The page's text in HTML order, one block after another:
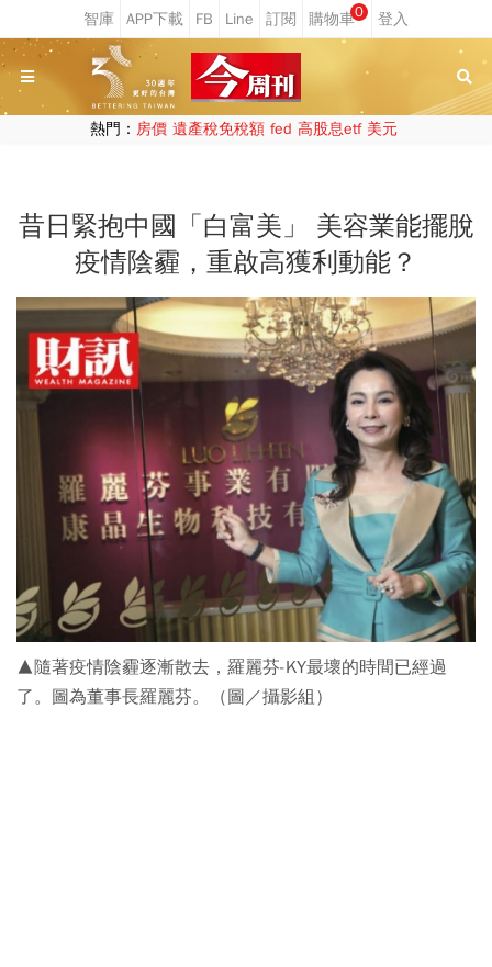
0
熱門： 房價 遺產稅免稅額 fed 高股息etf 美元
昔日緊抱中國「白富美」 美容業能擺脫
疫情陰霾，重啟高獲利動能？
▲隨著疫情陰霾逐漸散去，羅麗芬-KY最壞的時間已經過
了。圖為董事長羅麗芬。（圖／攝影組）